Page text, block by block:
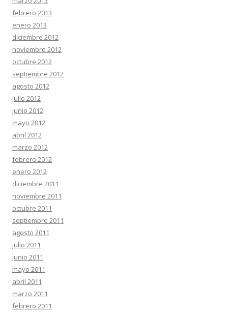
febrero 2013
enero 2013
diciembre 2012
noviembre 2012
octubre 2012
septiembre 2012
agosto 2012
julio 2012
junio 2012
mayo 2012
abril 2012
marzo 2012
febrero 2012
enero 2012
diciembre 2011
noviembre 2011
octubre 2011
septiembre 2011
agosto 2011
julio 2011
junio 2011
mayo 2011
abril 2011
marzo 2011
febrero 2011